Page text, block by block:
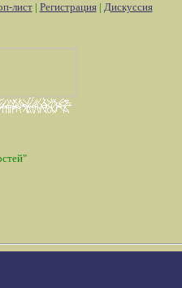
лист| Регистрация| Дискуссия